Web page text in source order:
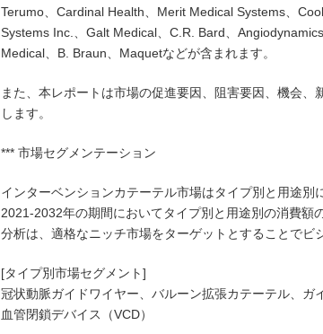
Terumo、Cardinal Health、Merit Medical Systems、
Systems Inc.、Galt Medical、C.R. Bard、
Medical、B. Braun、Maquetなどが含まれます。
また、本レポートは市場の促進要因、阻害要因、機会
します。
*** 市場セグメンテーション
インターベンションカテーテル市場はタイプ別と用途
2021-2032年の期間においてタイプ別と用途別の消費額
分析は、適格なニッチ市場をターゲットとすることでビ
[タイプ別市場セグメント]
冠状動脈ガイドワイヤー、バルーン拡張カテーテル、ガ
血管閉鎖デバイス（VCD）